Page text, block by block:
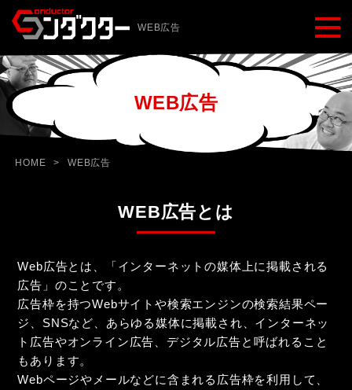
WEB広告
WEB広告
HOME > WEB広告
WEB広告とは
Web広告とは、「インターネットの媒体上に掲載される
広告」のことです。
広告枠を持つWebサイトや検索エンジンの検索結果ペー
ジ、SNSなど、あらゆる媒体に掲載され、インターネッ
ト広告やオンライン広告、デジタル広告と呼ばれること
もあります。
Webページやメールなどに含まれる広告枠を利用して、